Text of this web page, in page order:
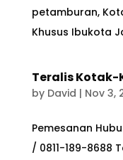
petamburan,
Khusus Ibukota
Teralis Kotak-
by David | Nov 3,
Pemesanan
/ 0811-189-8688